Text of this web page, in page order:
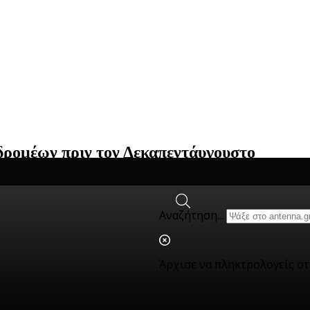
Αναζήτηση...
πριν τον Δεκαπεντάυγουστο
σχεδόν 32 χιλιάδες...